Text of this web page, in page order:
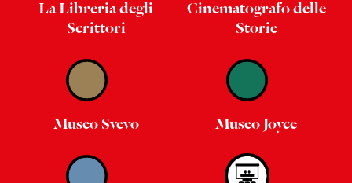
La Libreria degli
Scrittori
Cinematografo delle
Storie
Museo Svevo Museo Joyce